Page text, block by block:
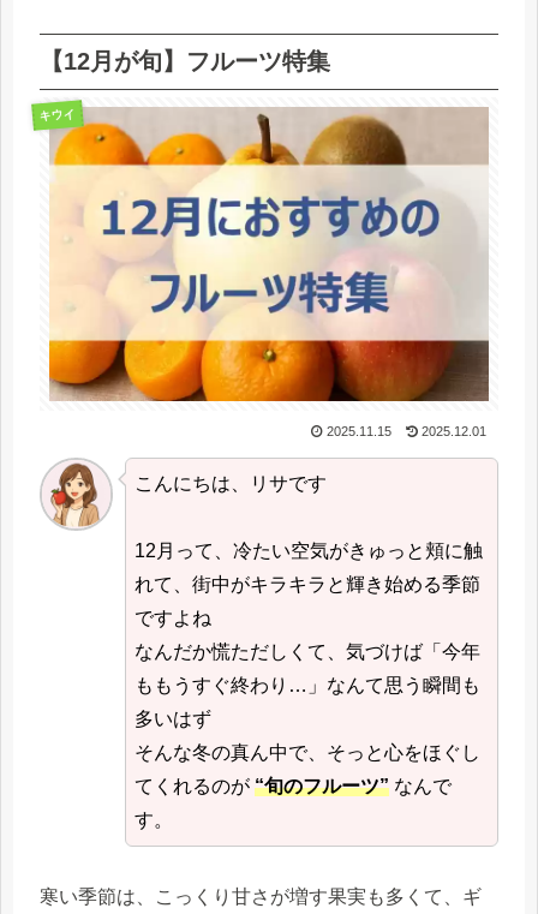
【12月が旬】フルーツ特集
キウイ
2025.11.15 2025.12.01
こんにちは、リサです
12月って、冷たい空気がきゅっと頬に触
れて、街中がキラキラと輝き始める季節
ですよね
なんだか慌ただしくて、気づけば「今年
ももうすぐ終わり…」なんて思う瞬間も
多いはず
そんな冬の真ん中で、そっと心をほぐし
てくれるのが“旬のフルーツ” なんで
す。
寒い季節は、こっくり甘さが増す果実も多くて、ギ